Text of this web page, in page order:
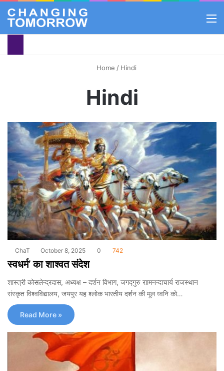
Home / Hindi
Hindi
ChaT October 8, 2025 0 742
स्वधर्म’ का शाश्वत संदेश
शास्त्री कोसलेन्द्रदास, अध्यक्ष – दर्शन विभाग, जगद्गुरु राामनन्दाचार्य राजस्थान
संस्कृत विश्वविद्यालय, जयपुर यह श्लोक भारतीय दर्शन की मूल ध्वनि को…
Read More »